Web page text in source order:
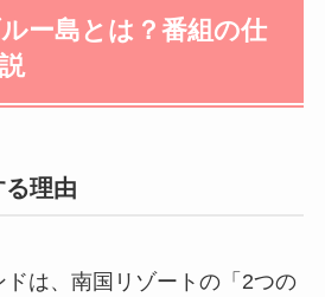
ー島とは？番組の仕
理由
ドは、南国リゾートの「2つの